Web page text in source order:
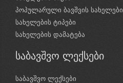
პოპულარული ბავშვის სახელები
სახელების ტიპები
სახელების დამატება
საბავშვო ლექსები
საბავშვო ლექსები